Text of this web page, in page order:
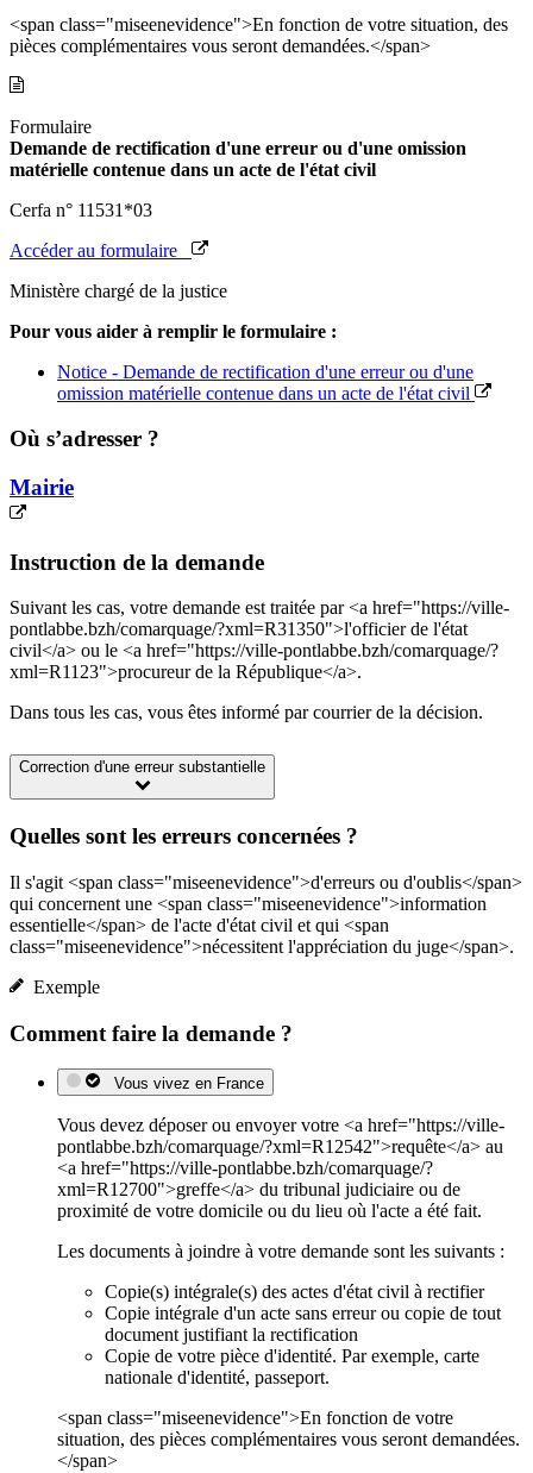
<span class="miseenevidence">En fonction de votre situation, des
pièces complémentaires vous seront demandées.</span>
Formulaire
Demande de rectification d'une erreur ou d'une omission
matérielle contenue dans un acte de l'état civil
Cerfa n° 11531*03
Accéder au formulaire
Ministère chargé de la justice
Pour vous aider à remplir le formulaire :
Notice - Demande de rectification d'une erreur ou d'une
omission matérielle contenue dans un acte de l'état civil
Où s’adresser ?
Mairie
Instruction de la demande
Suivant les cas, votre demande est traitée par <a href="https://ville-
pontlabbe.bzh/comarquage/?xml=R31350">l'officier de l'état
civil</a> ou le <a href="https://ville-pontlabbe.bzh/comarquage/?
xml=R1123">procureur de la République</a>.
Dans tous les cas, vous êtes informé par courrier de la décision.
Correction d'une erreur substantielle
Quelles sont les erreurs concernées ?
Il s'agit <span class="miseenevidence">d'erreurs ou d'oublis</span>
qui concernent une <span class="miseenevidence">information
essentielle</span> de l'acte d'état civil et qui <span
class="miseenevidence">nécessitent l'appréciation du juge</span>.
Exemple
Comment faire la demande ?
Vous vivez en France
Vous devez déposer ou envoyer votre <a href="https://ville-
pontlabbe.bzh/comarquage/?xml=R12542">requête</a> au
<a href="https://ville-pontlabbe.bzh/comarquage/?
xml=R12700">greffe</a> du tribunal judiciaire ou de
proximité de votre domicile ou du lieu où l'acte a été fait.
Les documents à joindre à votre demande sont les suivants :
Copie(s) intégrale(s) des actes d'état civil à rectifier
Copie intégrale d'un acte sans erreur ou copie de tout
document justifiant la rectification
Copie de votre pièce d'identité. Par exemple, carte
nationale d'identité, passeport.
<span class="miseenevidence">En fonction de votre
situation, des pièces complémentaires vous seront demandées.
</span>